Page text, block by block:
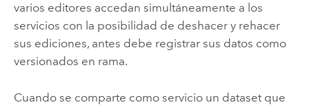
varios editores accedan simultáneamente a los
servicios con la posibilidad de deshacer y rehacer
sus ediciones, antes debe registrar sus datos como
versionados en rama.
Cuando se comparte como servicio un dataset que